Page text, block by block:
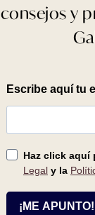
consejos y